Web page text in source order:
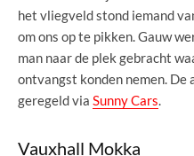
het vliegveld stond iemand
om ons op te pikken. Gauw
man naar de plek gebracht
ontvangst konden nemen. De
geregeld via Sunny Cars.
Vauxhall Mokka